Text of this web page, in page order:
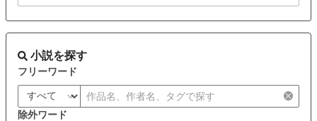
小説を探す
フリーワード
除外ワード